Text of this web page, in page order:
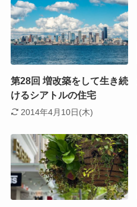
第28回 増改築をして生き続
けるシアトルの住宅
2014年4月10日(木)